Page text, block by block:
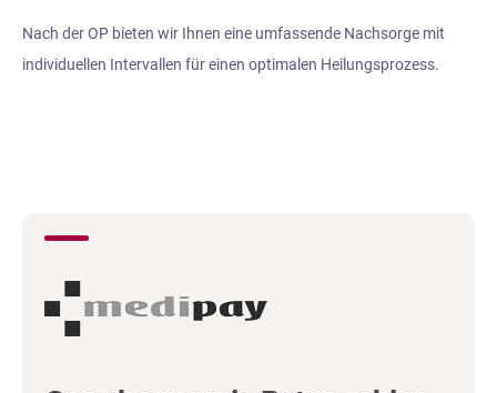
Nach der OP bieten wir Ihnen eine umfassende Nachsorge mit
individuellen Intervallen für einen optimalen Heilungsprozess.